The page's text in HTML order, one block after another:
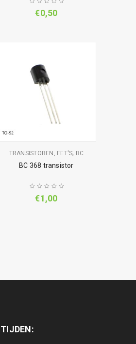
€0,50
TRANSISTOREN, FET'S, BC
BC 368 transistor
€1,00